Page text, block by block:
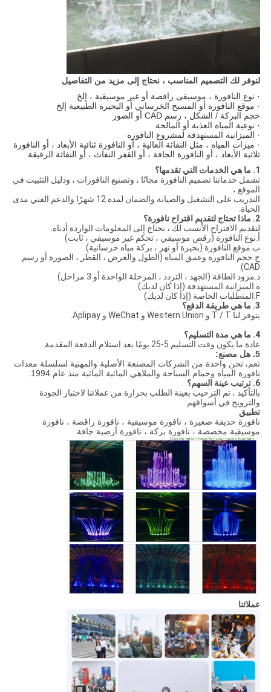
لنوفر لك التصميم المناسب ، نحتاج إلى مزيد من التفاصيل
· نوع النافورة ، موسيقى راقصة أو غير موسيقية ، إلخ
· موقع النافورة أو المسبح الخرساني أو البحيرة الطبيعية إلخ
حجم البركة / الشكل ، رسم CAD أو الصور
· نوعية المياه العذبة أو المالحة
· الميزانية المستهدفة لمشروع النافورة
· ميزات المياه ، مثل النفاثة العالية ، أو النافورة ثنائية الأبعاد ، أو النافورة
ثلاثية الأبعاد ، أو النافورة الجافة ، أو القفز النفاث ، أو النفاثة الرقيقة
1. ما هي الخدمات التي تقدمها؟
تشمل خدماتنا تصميم النافورة مجانًا ، وتصنيع النافورات ، ودليل التثبيت في
الموقع ،
التدريب على التشغيل والصيانة والضمان لمدة 12 شهرًا والدعم الفني مدى
الحياة.
2. ماذا تحتاج لتقديم اقتراح نافورة؟
لتقديم الاقتراح الأنسب لك ، نحتاج إلى المعلومات الواردة أدناه.
أ.نوع النافورة (رقص موسيقي ، تحكم غير موسيقي ، ثابت)
ب.موقع النافورة (بحيرة أو نهر ، بركة مياه خرسانية)
ج.حجم النافورة وعمق المياه (الطول والعرض ، القطر ، الصورة أو رسم
CAD)
د.مزود الطاقة (الجهد ، التردد ، المرحلة الواحدة أو 3 مراحل)
ه.الميزانية المستهدفة (إذا كان لديك)
F.المتطلبات الخاصة (إذا كان لديك)
3. ما هي طريقة الدفع؟
يتوفر لنا T / T و Western Union و WeChat و Aplipay.
4. ما هي مدة التسليم؟
عادة ما يكون وقت التسليم 5-25 يومًا بعد استلام الدفعة المقدمة.
5. هل مصنع:
نعم، نحن واحدة من الشركات المصنعة الأصلية والمهنية لسلسلة معدات
نافورة المياه وحمام السباحة والملاهي المائية المائية منذ عام 1994.
6. ترتيب عينة السهم؟
بالتأكيد ، تم الترحيب بعينة الطلب بحرارة من عملائنا لاختبار الجودة
والترويج في أسواقهم.
تطبيق
نافورة حديقة صغيرة ، نافورة موسيقية ، نافورة راقصة ، نافورة
موسيقية مخصصة ، نافورة بركة ، نافورة أرضية جافة
عملائنا